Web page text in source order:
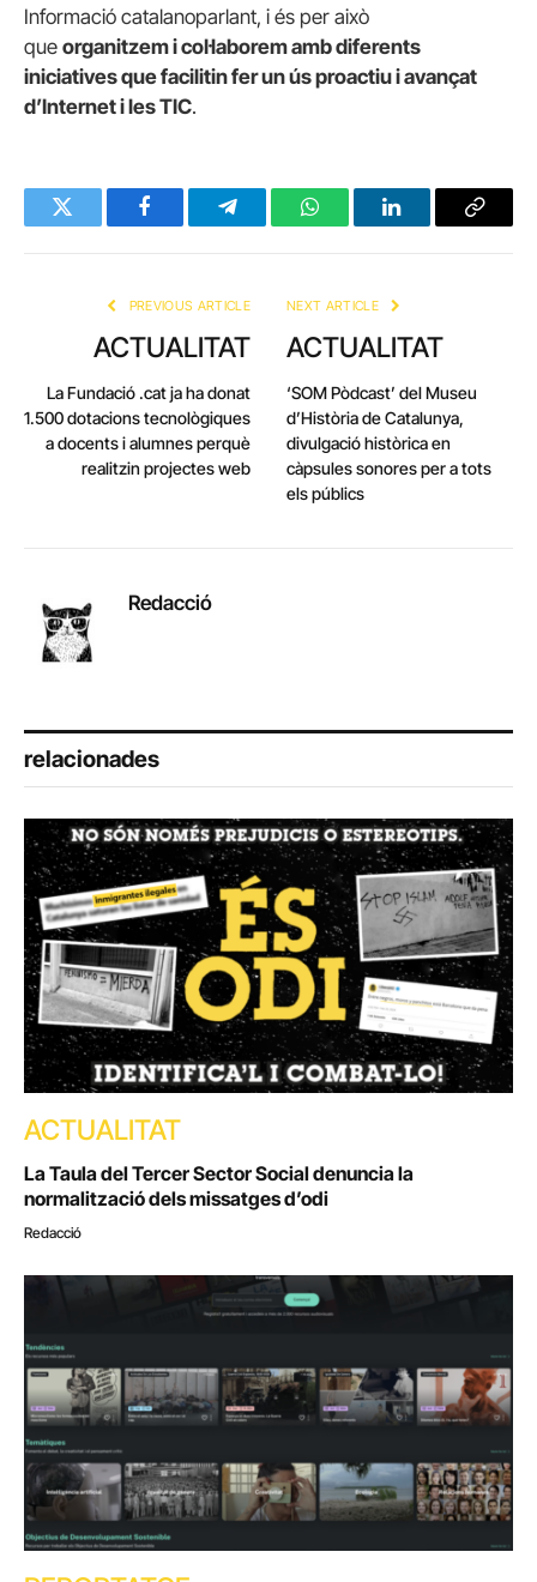
Informació catalanoparlant, i és per això
que organitzem i col·laborem amb diferents
iniciatives que facilitin fer un ús proactiu i avançat
d’Internet i les TIC.
Twitter FacebookTelegramWhatsAppLinkedInCopy
PREVIOUS ARTICLE
ACTUALITAT
La Fundació .cat ja ha donat
1.500 dotacions tecnològiques
a docents i alumnes perquè
realitzin projectes web
NEXT ARTICLE
ACTUALITAT
‘SOM Pòdcast’ del Museu
d’Història de Catalunya,
divulgació històrica en
càpsules sonores per a tots
els públics
Redacció
relacionades
ACTUALITAT
La Taula del Tercer Sector Social denuncia la
normalització dels missatges d’odi
Redacció